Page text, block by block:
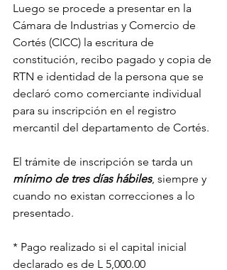
Luego se procede a presentar en la
Cámara de Industrias y Comercio de
Cortés (CICC) la escritura de
constitución, recibo pagado y copia de
RTN e identidad de la persona que se
declaró como comerciante individual
para su inscripción en el registro
mercantil del departamento de Cortés.
El trámite de inscripción se tarda un
mínimo de tres días hábiles, siempre y
cuando no existan correcciones a lo
presentado.
* Pago realizado si el capital inicial
declarado es de L 5,000.00